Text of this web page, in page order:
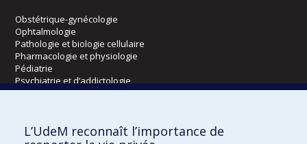
Obstétrique-gynécologie
Ophtalmologie
Pathologie et biologie cellulaire
Pharmacologie et physiologie
Pédiatrie
Psychiatrie et d’addictologie
Radiologie, radio-oncologie et médecine nucléaire
Écoles
L’UdeM reconnaît l’importance de